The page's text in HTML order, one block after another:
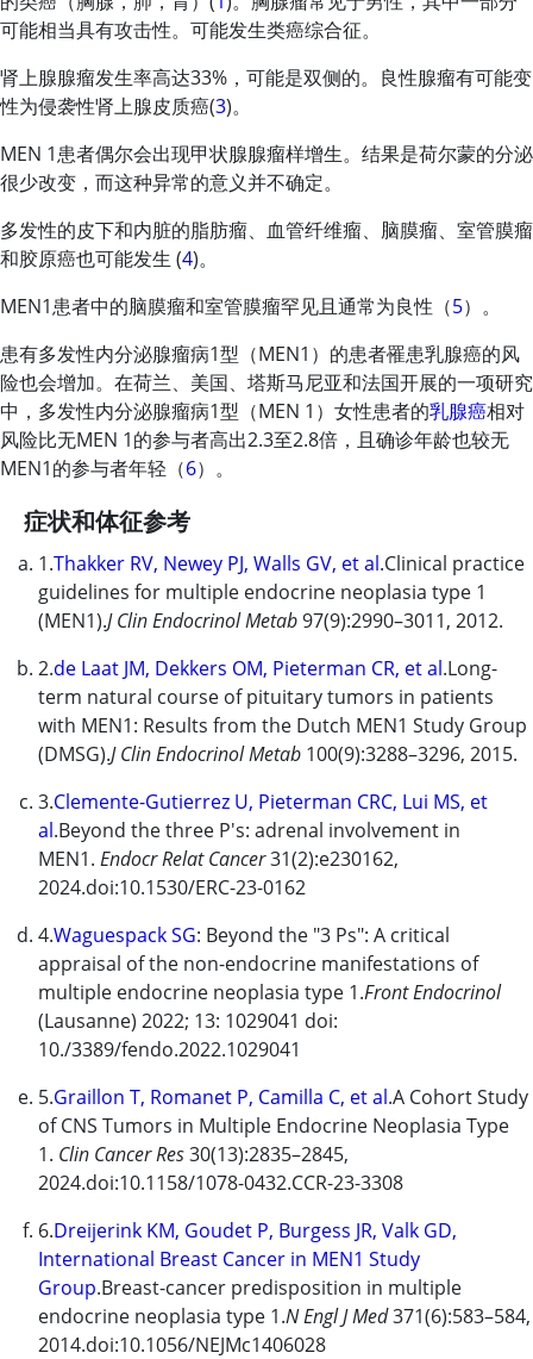
可能相当具有攻击性。可能发生类癌综合征。
肾上腺腺瘤发生率高达33%，可能是双侧的。良性腺瘤有可能变
性为侵袭性肾上腺皮质癌(3)。
MEN 1患者偶尔会出现甲状腺腺瘤样增生。结果是荷尔蒙的分泌
很少改变，而这种异常的意义并不确定。
多发性的皮下和内脏的脂肪瘤、血管纤维瘤、脑膜瘤、室管膜瘤
和胶原癌也可能发生 (4)。
MEN1患者中的脑膜瘤和室管膜瘤罕见且通常为良性（5）。
患有多发性内分泌腺瘤病1型（MEN1）的患者罹患乳腺癌的风
险也会增加。在荷兰、美国、塔斯马尼亚和法国开展的一项研究
中，多发性内分泌腺瘤病1型（MEN 1）女性患者的乳腺癌相对
风险比无MEN 1的参与者高出2.3至2.8倍，且确诊年龄也较无
MEN1的参与者年轻（6）。
症状和体征参考
1.Thakker RV, Newey PJ, Walls GV, et al.Clinical practice
guidelines for multiple endocrine neoplasia type 1
(MEN1).J Clin Endocrinol Metab97(9):2990–3011, 2012.
2.de Laat JM, Dekkers OM, Pieterman CR, et al.Long-
term natural course of pituitary tumors in patients
with MEN1: Results from the Dutch MEN1 Study Group
(DMSG).J Clin Endocrinol Metab 100(9):3288–3296, 2015.
3.Clemente-Gutierrez U, Pieterman CRC, Lui MS, et
al.Beyond the three P's: adrenal involvement in
MEN1. Endocr Relat Cancer31(2):e230162,
2024.doi:10.1530/ERC-23-0162
4.Waguespack SG: Beyond the "3 Ps": A critical
appraisal of the non-endocrine manifestations of
multiple endocrine neoplasia type 1.Front Endocrinol
(Lausanne) 2022; 13: 1029041 doi:
10./3389/fendo.2022.1029041
5.Graillon T, Romanet P, Camilla C, et al.A Cohort Study
of CNS Tumors in Multiple Endocrine Neoplasia Type
1. Clin Cancer Res30(13):2835–2845,
2024.doi:10.1158/1078-0432.CCR-23-3308
6.Dreijerink KM, Goudet P, Burgess JR, Valk GD,
International Breast Cancer in MEN1 Study
Group.Breast-cancer predisposition in multiple
endocrine neoplasia type 1.N Engl J Med371(6):583–584,
2014.doi:10.1056/NEJMc1406028